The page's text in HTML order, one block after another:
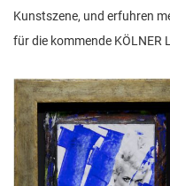
Kunstszene, und erfuhren
für die kommende KÖLNER